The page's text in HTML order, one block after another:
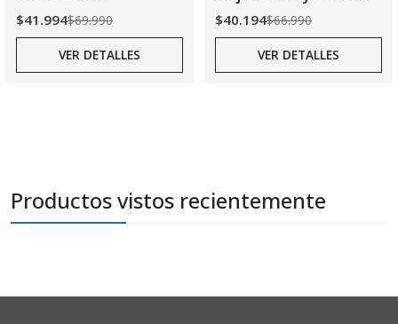
$41.994$69.990
VER DETALLES
$40.194$66.990
VER DETALLES
Productos vistos recientemente